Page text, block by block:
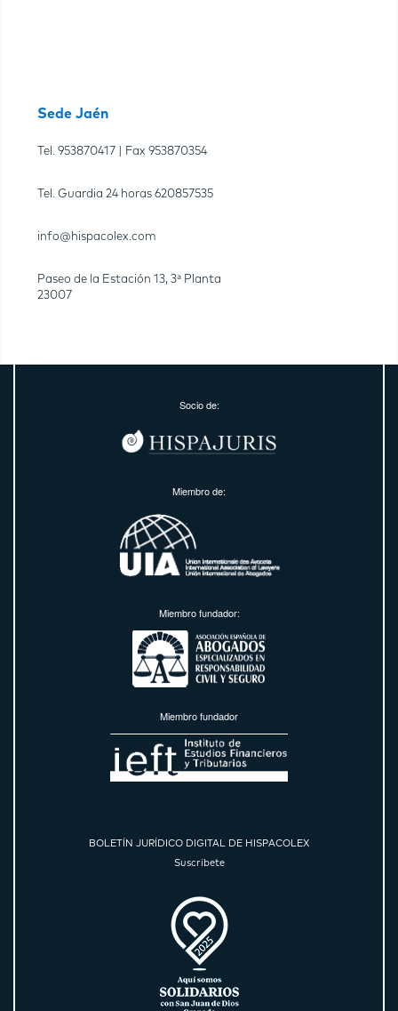
Sede Jaén
Tel. 953870417 | Fax 953870354
Tel. Guardia 24 horas 620857535
info@hispacolex.com
Paseo de la Estación 13, 3ª Planta
23007
Socio de:
Miembro de:
Miembro fundador:
Miembro fundador
BOLETÍN JURÍDICO DIGITAL DE HISPACOLEX
Suscríbete